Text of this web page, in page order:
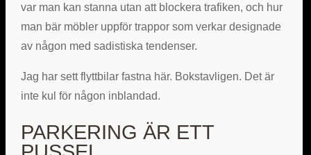
var man kan stanna utan att blockera trafiken, och hur
man bär möbler uppför trappor som verkar designade
av någon med sadistiska tendenser.
Jag har sett flyttbilar fastna här. Bokstavligen. Det är
inte kul för någon inblandad.
PARKERING ÄR ETT